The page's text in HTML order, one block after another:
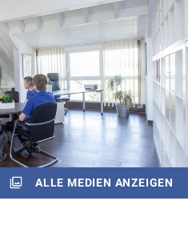
ALLE MEDIEN ANZEIGEN